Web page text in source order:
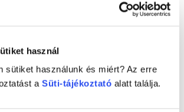
használ
sütiket használunk és miért? Az erre
a Süti-tájékoztató alatt találja.
biztosítják, hogy az
értékesített kozmetikumok
legyenek. A vállalatok, az
a kozmetikai termékek
megőrzéséért.
az endokrin károsító
termékekben használt egyes